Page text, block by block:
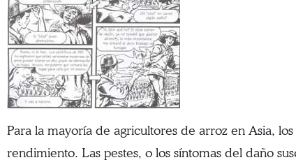
Para la mayoría de agricultores de arroz en Asia,
rendimiento. Las pestes, o los síntomas del daño